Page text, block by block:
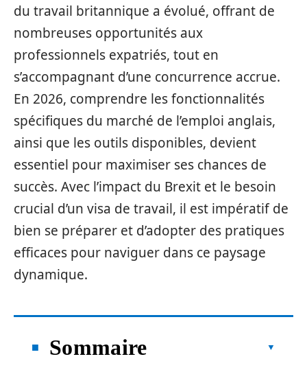
du travail britannique a évolué, offrant de
nombreuses opportunités aux
professionnels expatriés, tout en
s’accompagnant d’une concurrence accrue.
En 2026, comprendre les fonctionnalités
spécifiques du marché de l’emploi anglais,
ainsi que les outils disponibles, devient
essentiel pour maximiser ses chances de
succès. Avec l’impact du Brexit et le besoin
crucial d’un visa de travail, il est impératif de
bien se préparer et d’adopter des pratiques
efficaces pour naviguer dans ce paysage
dynamique.
Sommaire